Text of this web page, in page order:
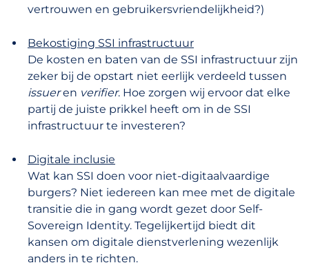
vertrouwen en gebruikersvriendelijkheid?)
Bekostiging SSI infrastructuur
De kosten en baten van de SSI infrastructuur zijn
zeker bij de opstart niet eerlijk verdeeld tussen
issueren verifier. Hoe zorgen wij ervoor dat elke
partij de juiste prikkel heeft om in de SSI
infrastructuur te investeren?
Digitale inclusie
Wat kan SSI doen voor niet-digitaalvaardige
burgers? Niet iedereen kan mee met de digitale
transitie die in gang wordt gezet door Self-
Sovereign Identity. Tegelijkertijd biedt dit
kansen om digitale dienstverlening wezenlijk
anders in te richten.